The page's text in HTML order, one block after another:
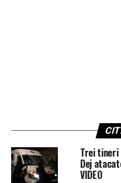
Trei tineri
Dej
VIDEO